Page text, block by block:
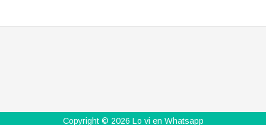
Copyright © 2026 Lo vi en Whatsapp